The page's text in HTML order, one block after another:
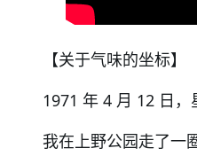
【关于气味的坐标】
1971 年 4 月 12 日，
我在上野公园走了一